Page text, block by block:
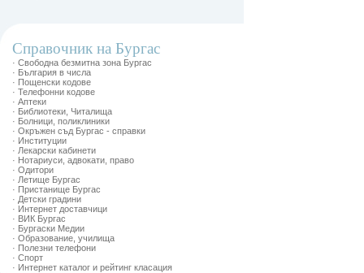
Справочник на Бургас
· Свободна безмитна зона Бургас
· България в числа
· Пощенски кодове
· Телефонни кодове
· Аптеки
· Библиотеки, Читалища
· Болници, поликлиники
· Окръжен съд Бургас - справки
· Институции
· Лекарски кабинети
· Нотариуси, адвокати, право
· Одитори
· Летище Бургас
· Пристанище Бургас
· Детски градини
· Интернет доставчици
· ВИК Бургас
· Бургаски Медии
· Образование, училища
· Полезни телефони
· Спорт
· Интернет каталог и рейтинг класация